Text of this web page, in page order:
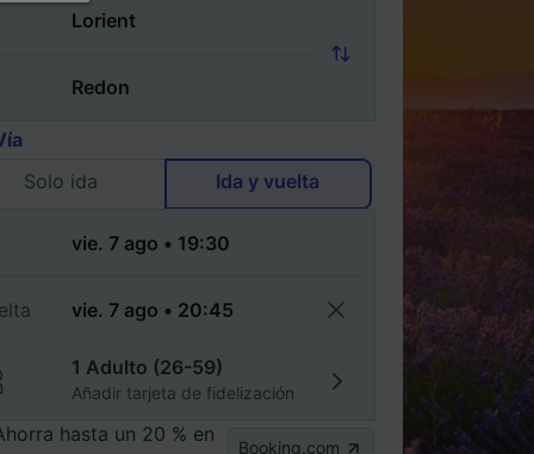
Solo ida
Ida y vuelta
1 Adulto (26-59)
Añadir tarjeta de fidelización
hasta un 20 % en
Booking.com